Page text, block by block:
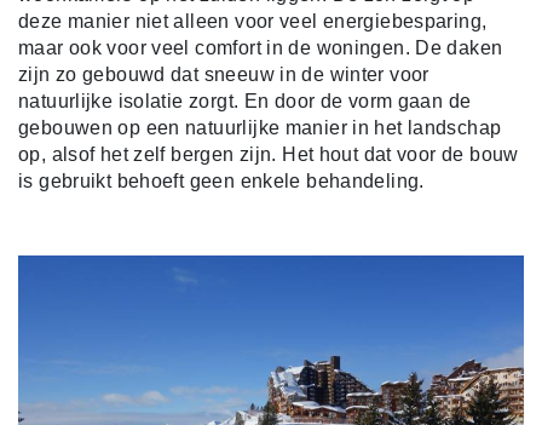
deze manier niet alleen voor veel energiebesparing,
maar ook voor veel comfort in de woningen. De daken
zijn zo gebouwd dat sneeuw in de winter voor
natuurlijke isolatie zorgt. En door de vorm gaan de
gebouwen op een natuurlijke manier in het landschap
op, alsof het zelf bergen zijn. Het hout dat voor de bouw
is gebruikt behoeft geen enkele behandeling.